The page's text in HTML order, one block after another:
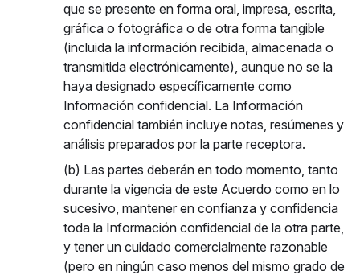
que se presente en forma oral, impresa, escrita,
gráfica o fotográfica o de otra forma tangible
(incluida la información recibida, almacenada o
transmitida electrónicamente), aunque no se la
haya designado específicamente como
Información confidencial. La Información
confidencial también incluye notas, resúmenes y
análisis preparados por la parte receptora.
(b) Las partes deberán en todo momento, tanto
durante la vigencia de este Acuerdo como en lo
sucesivo, mantener en confianza y confidencia
toda la Información confidencial de la otra parte,
y tener un cuidado comercialmente razonable
(pero en ningún caso menos del mismo grado de